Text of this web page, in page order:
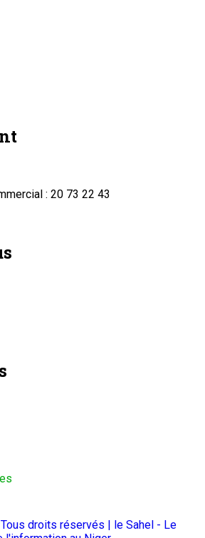
: 20 73 22 43
droits réservés | le Sahel - Le